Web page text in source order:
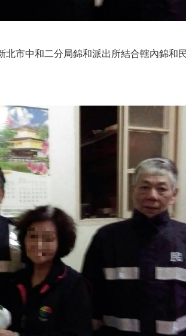
市中和二分局錦和派出所結合轄內錦和